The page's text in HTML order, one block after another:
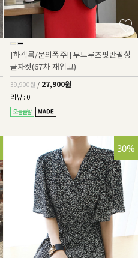
[하객룩/문의폭주!] 무드루즈핏반팔싱
글자켓(67차 재입고)
39,900원 / 27,900원
리뷰 : 0
30%